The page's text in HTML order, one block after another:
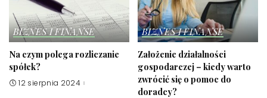
BIZNES I FINANSE
Na czym polega rozliczanie
spółek?
12 sierpnia 2024
BIZNES I FINANSE
Założenie działalności
gospodarczej – kiedy warto
zwrócić się o pomoc do
doradcy?